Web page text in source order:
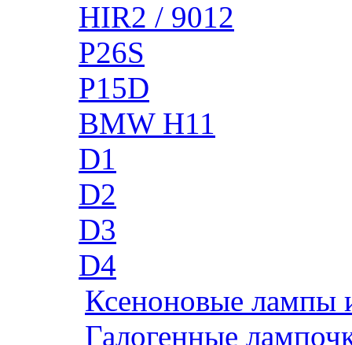
HIR2 / 9012
P26S
P15D
BMW H11
D1
D2
D3
D4
Ксеноновые лампы
Галогенные